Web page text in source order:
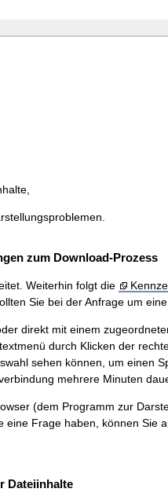
zum Download-Prozess
Weiterhin folgt die
Sie bei der Anfrage um
direkt mit einem
durch Klicken der
sehen können, um
mehrere Minuten
(dem Programm zur
eine Frage haben, können Sie
Dateiinhalte